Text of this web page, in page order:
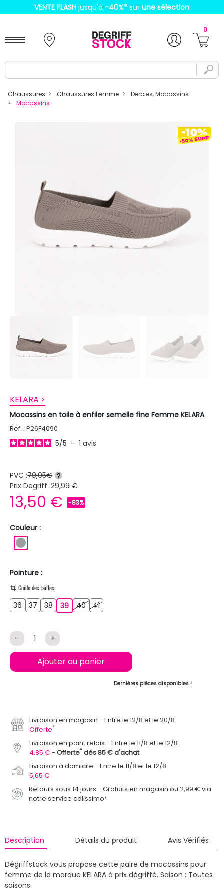
VENTE FLASH jusqu'à -40%* sur une sélection
0
Chaussures Chaussures Femme
Derbies, Mocassins
Mocassins
KELARA >
Mocassins en toile à enfiler semelle fine Femme KELARA
Ref. : P26F4090
5/5 - 1 avis
PVC :79,95€ ?
Prix Degriff :29,99 €
13,50 € -83%
Couleur :
Pointure :
Guide des tailles
36 3637 3738 38393940404141
- +
Ajouter au panier
Dernières pièces disponibles !
Livraison en magasin
Entre le 12/8 et le 20/8
Offerte*
Livraison en point relais
Entre le 11/8 et le 12/8
4,85 €
Offerte* dès 85 € d'achat
Livraison à domicile
Entre le 11/8 et le 12/8
5,65 €
Retours sous 14 jours - Gratuits en magasin ou 2,99 € via
notre service colissimo*
Description Détails du produit Avis Vérifiés
Dégriffstock vous propose cette paire de mocassins pour
femme de la marque KELARA à prix dégriffé. Saison : Toutes
saisons